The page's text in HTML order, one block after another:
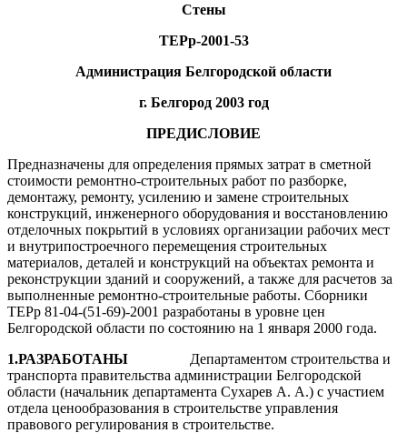
Стены
ТЕРр-2001-53
Администрация Белгородской области
г. Белгород 2003 год
ПРЕДИСЛОВИЕ
Предназначены для определения прямых затрат в сметной
стоимости ремонтно-строительных работ по разборке,
демонтажу, ремонту, усилению и замене строительных
конструкций, инженерного оборудования и восстановлению
отделочных покрытий в условиях организации рабочих мест
и внутрипостроечного перемещения строительных
материалов, деталей и конструкций на объектах ремонта и
реконструкции зданий и сооружений, а также для расчетов за
выполненные ремонтно-строительные работы. Сборники
ТЕРр 81-04-(51-69)-2001 разработаны в уровне цен
Белгородской области по состоянию на 1 января 2000 года.
1.РАЗРАБОТАНЫ Департаментом строительства и
транспорта правительства администрации Белгородской
области (начальник департамента Сухарев А. А.) с участием
отдела ценообразования в строительстве управления
правового регулирования в строительстве.